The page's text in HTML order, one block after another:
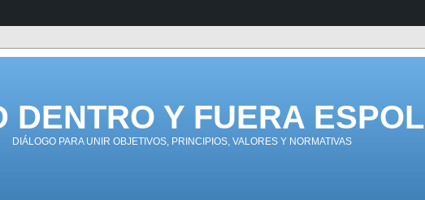
DENTRO Y FUERA ESPOL
DIÁLOGO PARA UNIR OBJETIVOS, PRINCIPIOS, VALORES Y NORMATIVAS